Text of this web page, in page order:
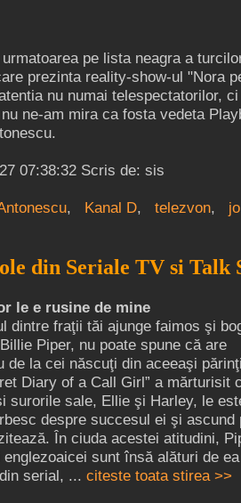
pe lista neagra a
prezinta reality-show-ul "Nora
nu numai telespectatorilor,
ne-am mira ca fosta vedeta
07:38:32 Scris de: sis
, Kanal D, telezvon,
din Seriale TV si Talk
le e rusine de mine
dintre fraţii tăi ajunge faimos şi
Piper, nu poate spune că are
de la cei născuţi din aceeaşi
Diary of a Call Girl” a mărturisit
surorile sale, Ellie şi Harley, le
despre succesul ei şi ascund
În ciuda acestei atitudini,
sunt însă alături de
serial, ... citeste toata stirea >>